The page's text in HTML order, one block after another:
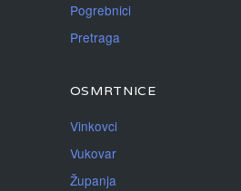
Pogrebnici
Pretraga
OSMRTNICE
Vinkovci
Vukovar
Županja